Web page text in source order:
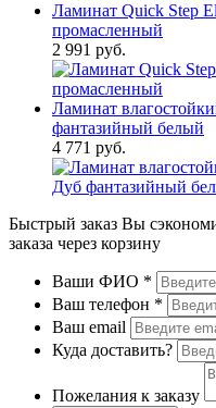
Ламинат Quick Step
промасленный
2 991 руб.
Ламинат
фантазийный белый
4 771 руб.
Быстрый заказ Вы
заказа через корзину
Ваши ФИО *
Ваш телефон *
Ваш email
Куда доставить?
Пожелания к заказу